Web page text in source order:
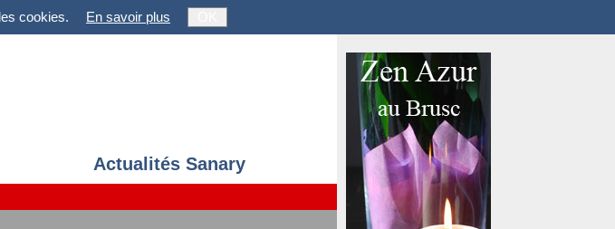
cookies. En savoir plus
Actualités Sanary